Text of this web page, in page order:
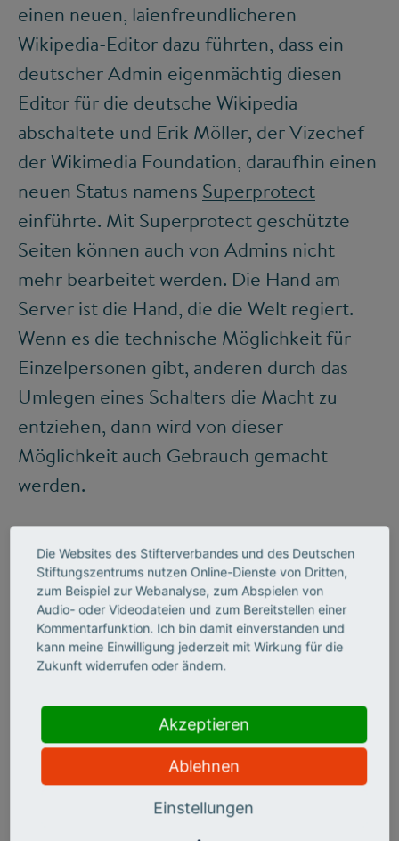
einen neuen, laienfreundlicheren
Wikipedia-Editor dazu führten, dass ein
deutscher Admin eigenmächtig diesen
Editor für die deutsche Wikipedia
abschaltete und Erik Möller, der Vizechef
der Wikimedia Foundation, daraufhin einen
neuen Status namens Superprotect
einführte. Mit Superprotect geschützte
Seiten können auch von Admins nicht
mehr bearbeitet werden. Die Hand am
Server ist die Hand, die die Welt regiert.
Wenn es die technische Möglichkeit für
Einzelpersonen gibt, anderen durch das
Umlegen eines Schalters die Macht zu
entziehen, dann wird von dieser
Möglichkeit auch Gebrauch gemacht
werden.
©
EIN TICKET WURDE
Die Websites des Stifterverbandes und des Deutschen
Stiftungszentrums nutzen Online-Dienste von Dritten,
zum Beispiel zur Webanalyse, zum Abspielen von
Audio- oder Videodateien und zum Bereitstellen einer
Kommentarfunktion. Ich bin damit einverstanden und
kann meine Einwilligung jederzeit mit Wirkung für die
Zukunft widerrufen oder ändern.
Akzeptieren
Ablehnen
Einstellungen